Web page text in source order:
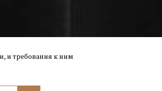
и требования к ним